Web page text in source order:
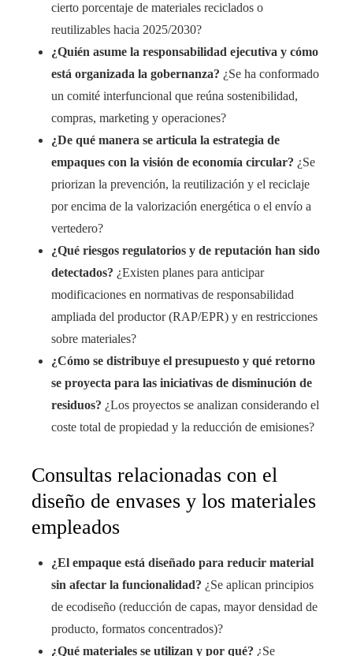
cierto porcentaje de materiales reciclados o
reutilizables hacia 2025/2030?
¿Quién asume la responsabilidad ejecutiva y cómo
está organizada la gobernanza? ¿Se ha conformado
un comité interfuncional que reúna sostenibilidad,
compras, marketing y operaciones?
¿De qué manera se articula la estrategia de
empaques con la visión de economía circular? ¿Se
priorizan la prevención, la reutilización y el reciclaje
por encima de la valorización energética o el envío a
vertedero?
¿Qué riesgos regulatorios y de reputación han sido
detectados? ¿Existen planes para anticipar
modificaciones en normativas de responsabilidad
ampliada del productor (RAP/EPR) y en restricciones
sobre materiales?
¿Cómo se distribuye el presupuesto y qué retorno
se proyecta para las iniciativas de disminución de
residuos? ¿Los proyectos se analizan considerando el
coste total de propiedad y la reducción de emisiones?
Consultas relacionadas con el
diseño de envases y los materiales
empleados
¿El empaque está diseñado para reducir material
sin afectar la funcionalidad? ¿Se aplican principios
de ecodiseño (reducción de capas, mayor densidad de
producto, formatos concentrados)?
¿Qué materiales se utilizan y por qué? ¿Se